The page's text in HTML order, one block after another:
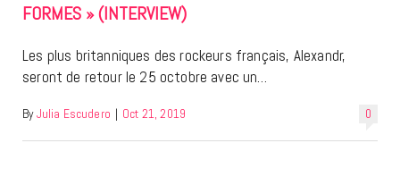
FORMES » (INTERVIEW)
Les plus britanniques des rockeurs français, Alexandr,
seront de retour le 25 octobre avec un…
0
By Julia Escudero | Oct 21, 2019